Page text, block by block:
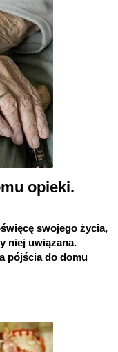
opieki.
swojego życia,
niej uwiązana.
pójścia do domu